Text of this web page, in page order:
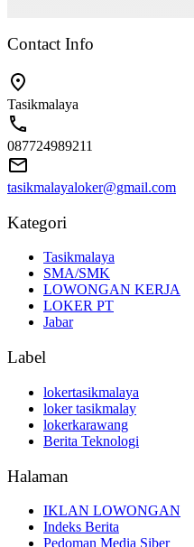
Contact Info
Tasikmalaya
087724989211
tasikmalayaloker@gmail.com
Kategori
Tasikmalaya
SMA/SMK
LOWONGAN KERJA
LOKER PT
Jabar
Label
lokertasikmalaya
loker tasikmalay
lokerkarawang
Berita Teknologi
Halaman
IKLAN LOWONGAN
Indeks Berita
Pedoman Media Siber